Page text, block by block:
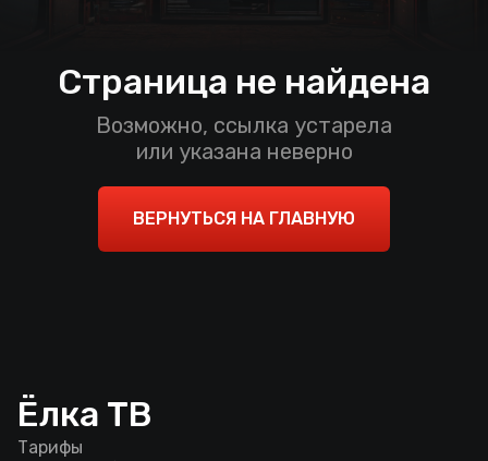
Страница не найдена
Возможно, ссылка устарела
или указана неверно
ВЕРНУТЬСЯ НА ГЛАВНУЮ
Ёлка ТВ
Тарифы